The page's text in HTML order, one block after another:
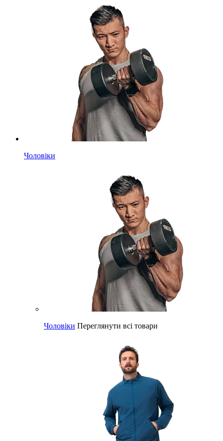
Чоловіки
Чоловіки Переглянути всі товари